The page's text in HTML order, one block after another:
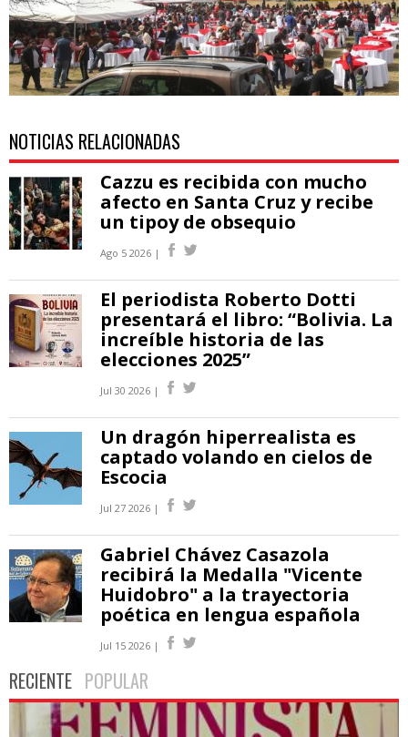
NOTICIAS RELACIONADAS
Cazzu es recibida con mucho
afecto en Santa Cruz y recibe
un tipoy de obsequio
Ago 5 2026 |
El periodista Roberto Dotti
presentará el libro: “Bolivia. La
increíble historia de las
elecciones 2025”
Jul 30 2026 |
Un dragón hiperrealista es
captado volando en cielos de
Escocia
Jul 27 2026 |
Gabriel Chávez Casazola
recibirá la Medalla "Vicente
Huidobro" a la trayectoria
poética en lengua española
Jul 15 2026 |
RECIENTE POPULAR